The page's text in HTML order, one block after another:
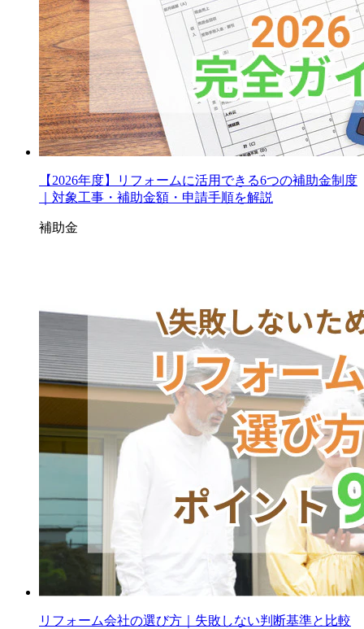
【2026年度】リフォームに活用できる6つの補助金制度
｜対象工事・補助金額・申請手順を解説
補助金
リフォーム会社の選び方｜失敗しない判断基準と比較